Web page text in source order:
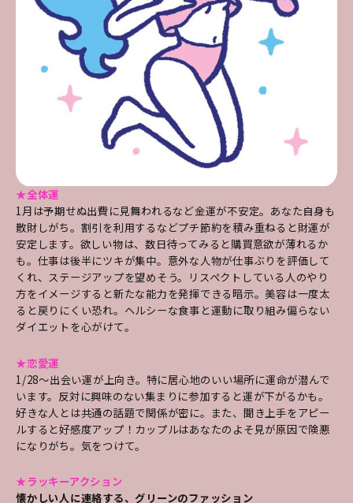
★全体運
1月は予期せぬ出費に見舞われるなど金運が不安定。あなた自身も
散財しがち。割引を利用するなどプチ節約を積み重ねると財運が
安定します。欲しい物は、数日待ってみると購買意欲が薄れるか
も。仕事は後半にツキが集中。意外な人物が仕事ぶりを評価して
くれ、ステージアップを望めそう。リスペクトしている人のやり
方をイメージすると新たな能力を発揮できる暗示。美容は一度太
ると戻りにくい恐れ。ヘルシーな食事と運動に取り組み偏らない
ダイエットを心がけて。
★恋愛運
1/28～出会い運が上向き。特に居心地のいい場所に運命が潜んで
います。反対に興味のない集まりに参加すると運が下がるかも。
好きな人とは共通の話題で関係が密に。また、聞き上手をアピー
ルすると好感度アップ！カップルはあなたのよそ見が原因で険悪
になりがち。気をつけて。
★ラッキーアクション
懐かしい人に連絡する、グリーンのファッション